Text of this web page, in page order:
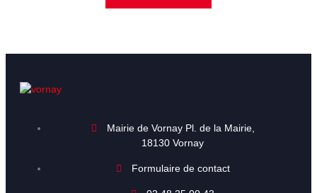
Mairie de Vornay Pl. de la Mairie,
18130 Vornay
Formulaire de contact